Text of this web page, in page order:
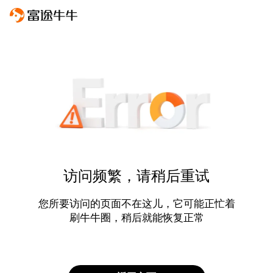
访问频繁，请稍后重试
您所要访问的页面不在这儿，它可能正忙着
刷牛牛圈，稍后就能恢复正常